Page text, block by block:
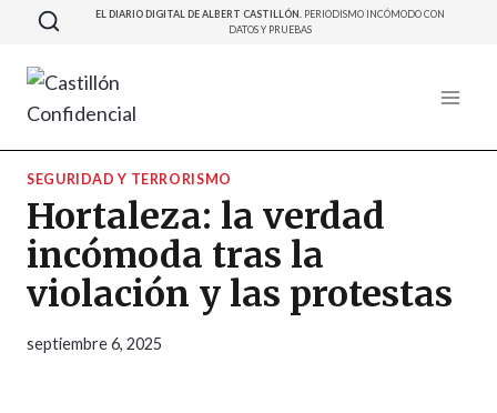
Saltar
contenido
EL DIARIO DIGITAL DE ALBERT CASTILLÓN. PERIODISMO INCÓMODO CON
DATOS Y PRUEBAS
SEGURIDAD Y TERRORISMO
Hortaleza: la verdad
incómoda tras la
violación y las protestas
septiembre 6, 2025